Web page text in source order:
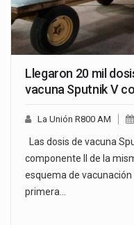
Llegaron 20 mil
vacuna Sputnik V
La Unión R800 AM
Las dosis de vacuna
componente II de la
esquema de
primera…